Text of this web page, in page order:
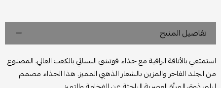
تفاصيل المنتج
استمتعي بالأناقة الراقية مع حذاء قوتشي النسائي بالكعب العالي، المصنوع
من الجلد الفاخر والمزين بالشعار الذهبي المميز. هذا الحذاء مصمم